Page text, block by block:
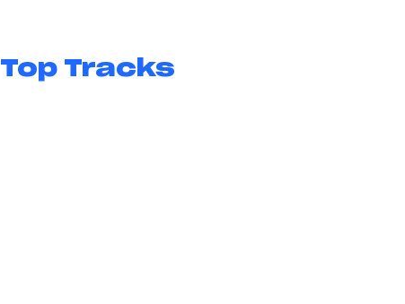
Top Tracks